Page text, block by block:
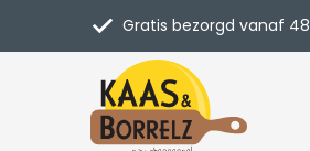
Gratis bezorgd vanaf 48 euro in NL